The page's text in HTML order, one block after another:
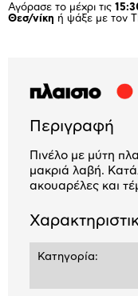
Αγόρασε το μέχρι τις
Θεσ/νίκη ή ψάξε με τον
Περιγραφή
Πινέλο με μύτη
μακριά λαβή.
ακουαρέλες και
Κατηγορία: